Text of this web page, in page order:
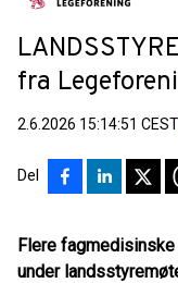
fra
2.6.2026 15:14:51 CEST
Del
Flere
under